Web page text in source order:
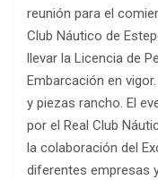
reunión para el
Club Náutico de
llevar la Licencia de
Embarcación en
y piezas rancho. El
por el Real Club
la colaboración del
diferentes empresas